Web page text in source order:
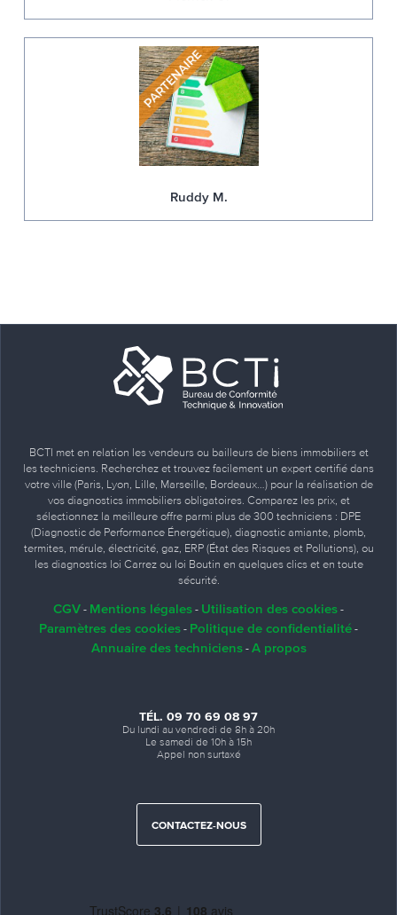
Ruddy M.
BCTI met en relation les vendeurs ou bailleurs de biens immobiliers et
les techniciens. Recherchez et trouvez facilement un expert certifié dans
votre ville (Paris, Lyon, Lille, Marseille, Bordeaux…) pour la réalisation de
vos diagnostics immobiliers obligatoires. Comparez les prix, et
sélectionnez la meilleure offre parmi plus de 300 techniciens : DPE
(Diagnostic de Performance Énergétique), diagnostic amiante, plomb,
termites, mérule, électricité, gaz, ERP (État des Risques et Pollutions), ou
les diagnostics loi Carrez ou loi Boutin en quelques clics et en toute
sécurité.
CGV - Mentions légales - Utilisation des cookies -
Paramètres des cookies - Politique de confidentialité -
Annuaire des techniciens- A propos
TÉL. 09 70 69 08 97
Du lundi au vendredi de 8h à 20h
Le samedi de 10h à 15h
Appel non surtaxé
CONTACTEZ-NOUS